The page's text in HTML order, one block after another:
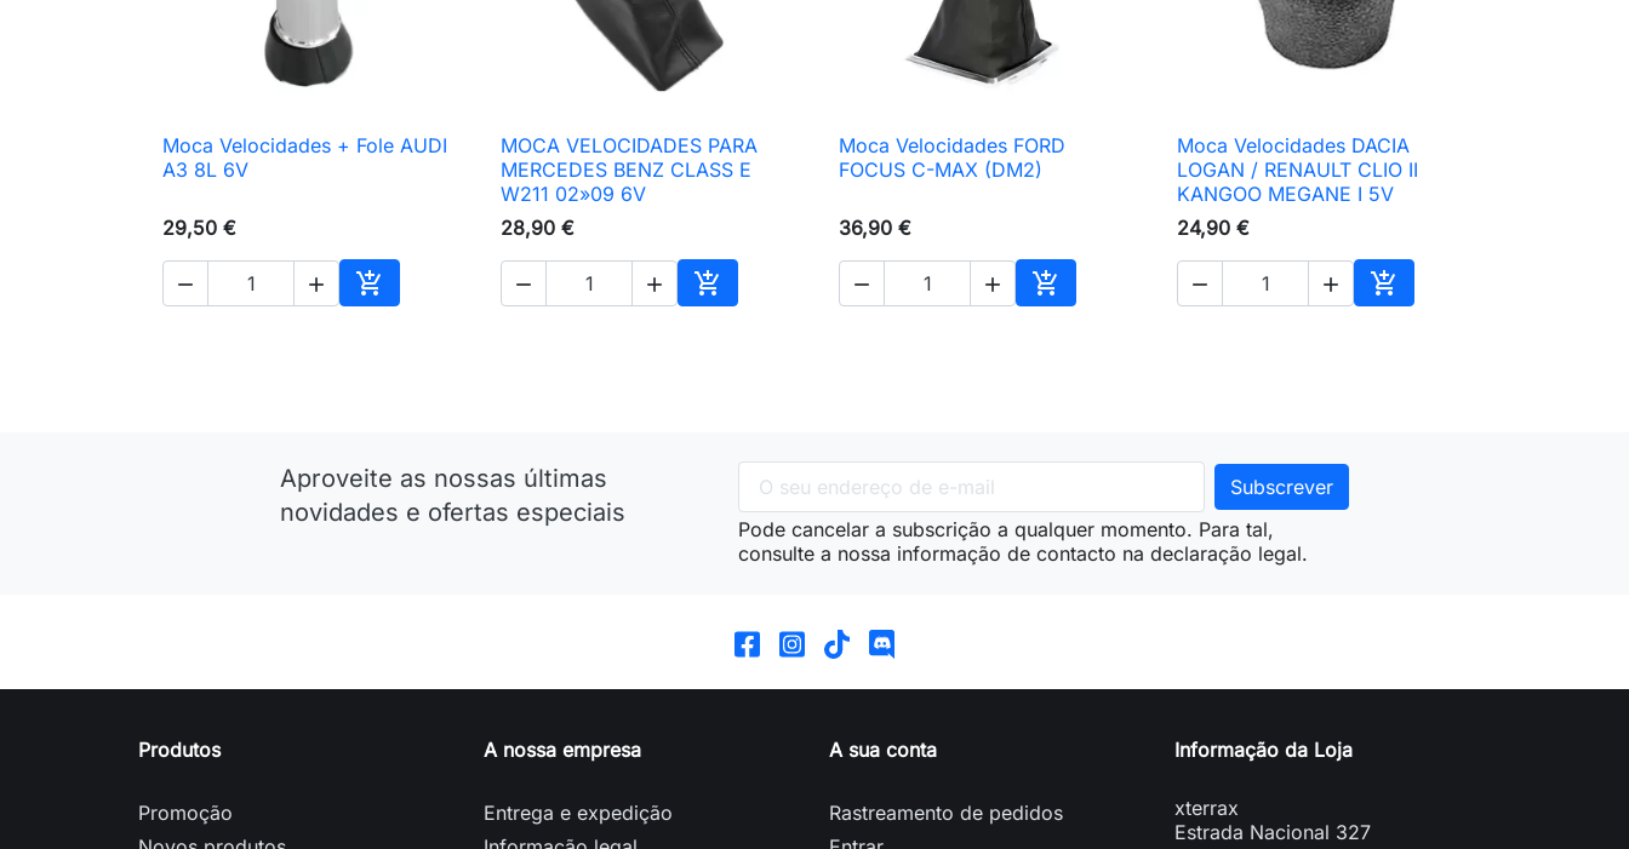
 Vista rápida
Moca Velocidades + Fole AUDI
A3 8L 6V
29,50 €
  
Adicionar ao carrinho
 Vista rápida
MOCA VELOCIDADES PARA
MERCEDES BENZ CLASS E
W211 02»09 6V
28,90 €
  
Adicionar ao carrinho
 Vista rápida
Moca Velocidades FORD
FOCUS C-MAX (DM2)
36,90 €
  
Adicionar ao carrinho
 Vista rápida
Moca Velocidades DACIA
LOGAN / RENAULT CLIO II
KANGOO MEGANE I 5V
24,90 €
  
Adicionar ao carrinho
Aproveite as nossas últimas
novidades e ofertas especiais
Pode cancelar a subscrição a qualquer momento. Para tal,
consulte a nossa informação de contacto na declaração legal.
Produtos
Promoção
A nossa empresa
Entrega e expedição
A sua conta
Rastreamento de pedidos
Informação da Loja
xterrax
Estrada Nacional 327